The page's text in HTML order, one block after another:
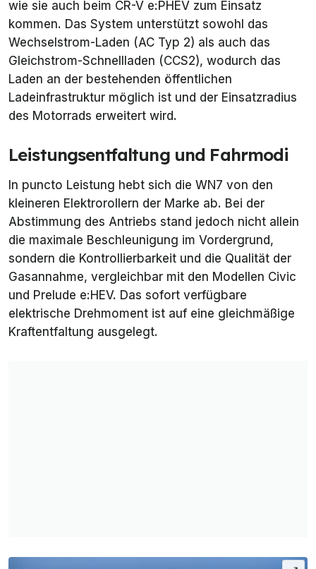
wie sie auch beim CR-V e:PHEV zum Einsatz
kommen. Das System unterstützt sowohl das
Wechselstrom-Laden (AC Typ 2) als auch das
Gleichstrom-Schnellladen (CCS2), wodurch das
Laden an der bestehenden öffentlichen
Ladeinfrastruktur möglich ist und der Einsatzradius
des Motorrads erweitert wird.
Leistungsentfaltung und Fahrmodi
In puncto Leistung hebt sich die WN7 von den
kleineren Elektrorollern der Marke ab. Bei der
Abstimmung des Antriebs stand jedoch nicht allein
die maximale Beschleunigung im Vordergrund,
sondern die Kontrollierbarkeit und die Qualität der
Gasannahme, vergleichbar mit den Modellen Civic
und Prelude e:HEV. Das sofort verfügbare
elektrische Drehmoment ist auf eine gleichmäßige
Kraftentfaltung ausgelegt.